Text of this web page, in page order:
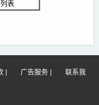
表
| 广告服务 | 联系我